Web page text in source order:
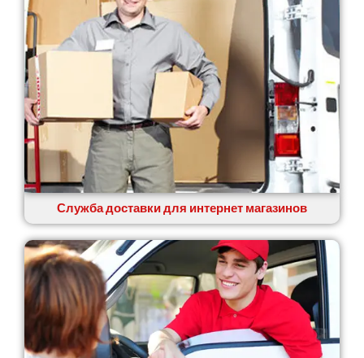
Служба доставки для интернет магазинов